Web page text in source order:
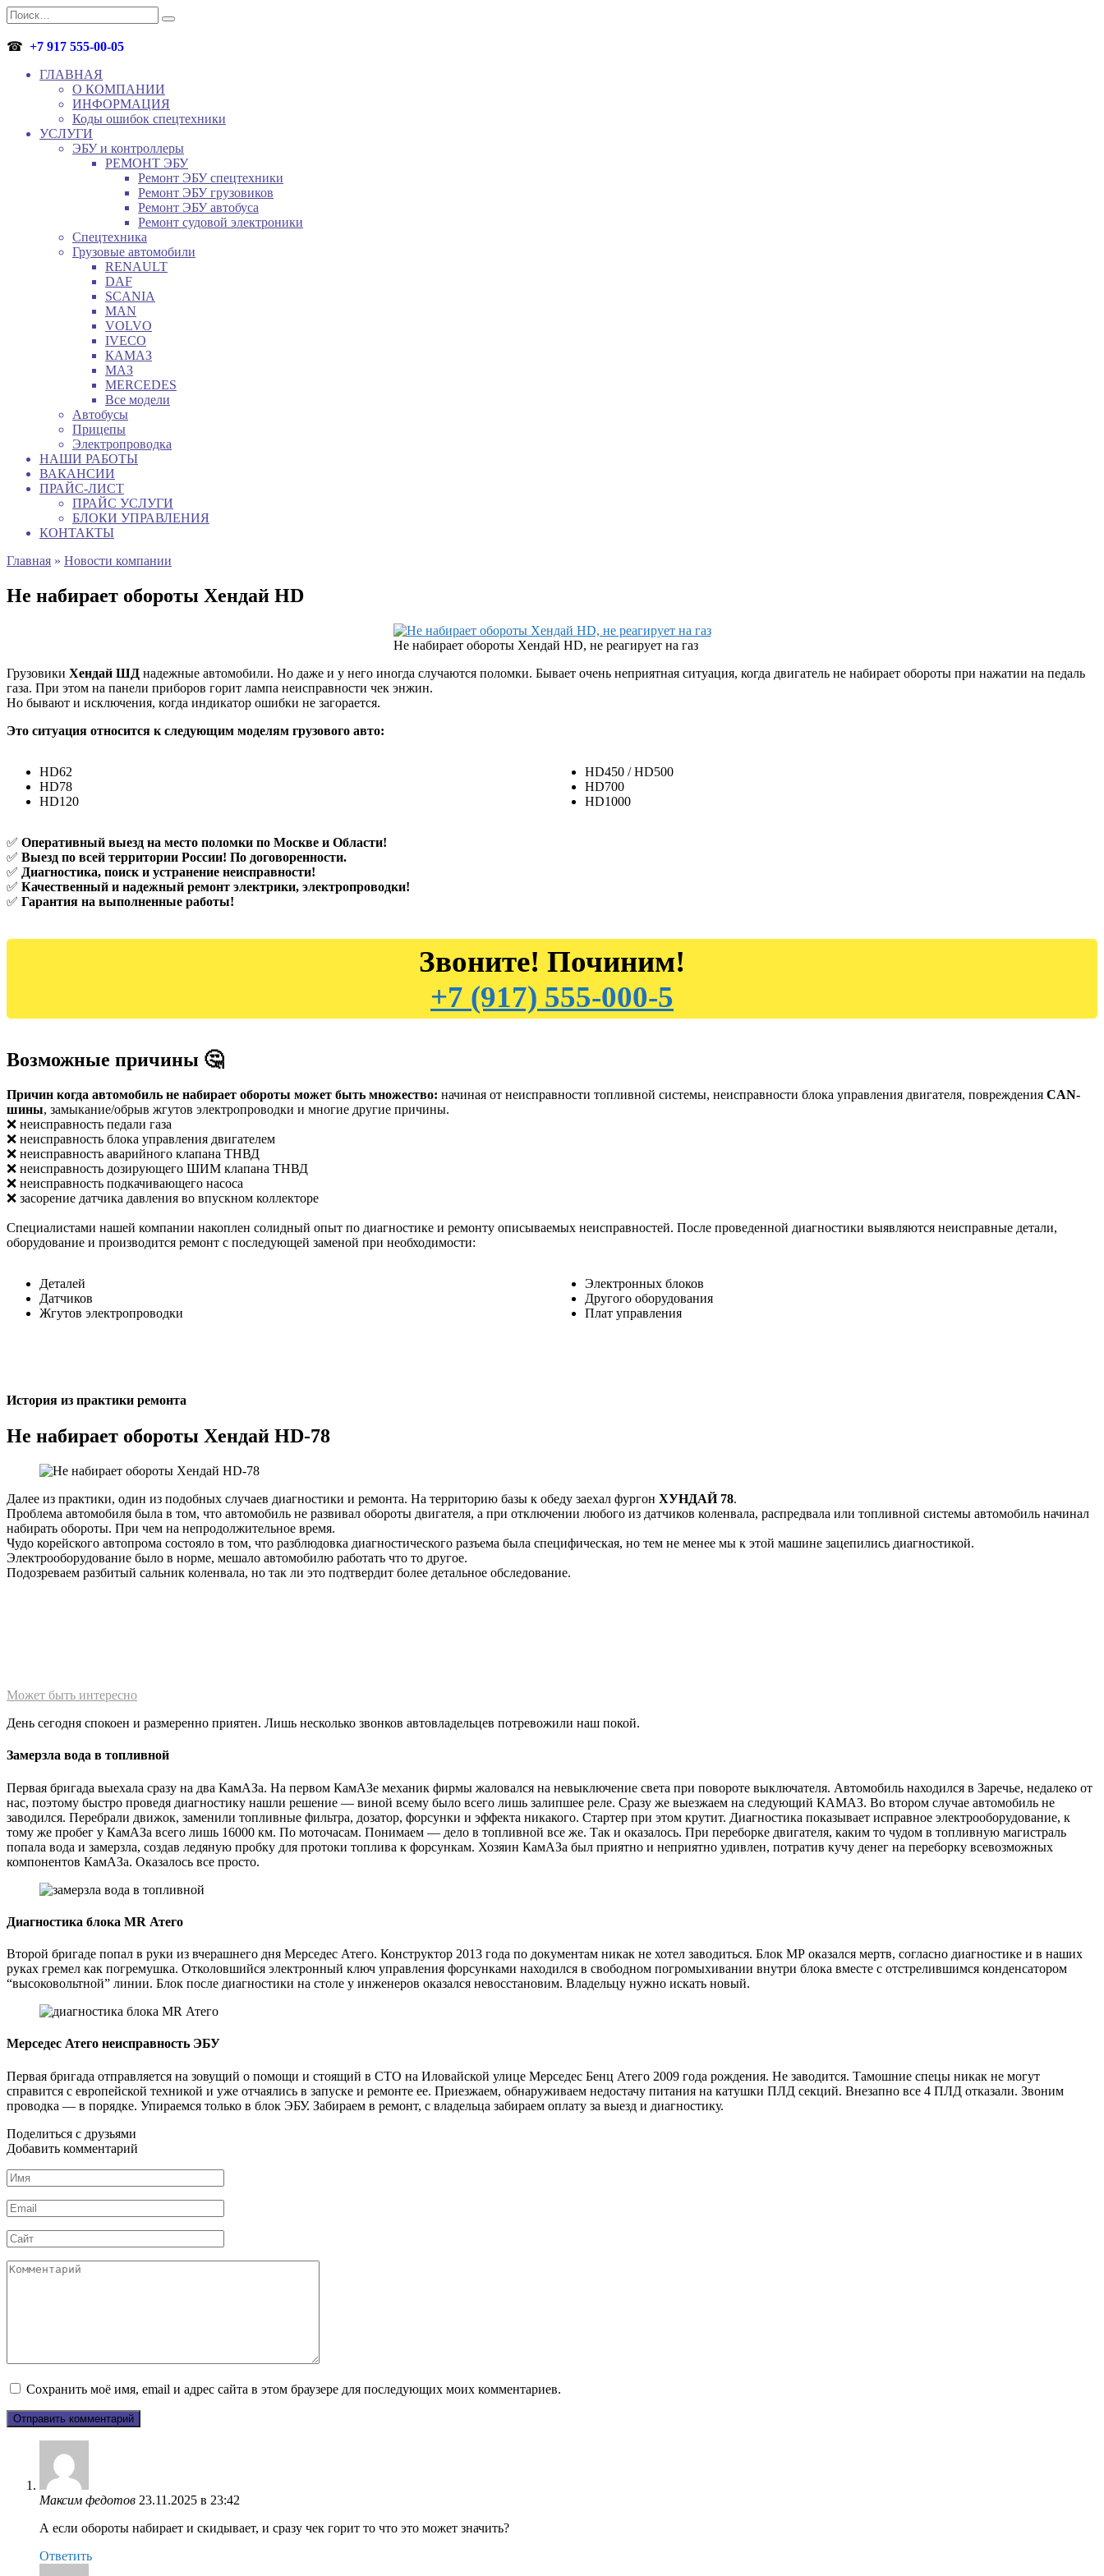
Перейти
к
содержанию
Search
for:
☎ +7 917 555-00-05
ГЛАВНАЯ
О КОМПАНИИ
ИНФОРМАЦИЯ
Коды ошибок спецтехники
УСЛУГИ
ЭБУ и контроллеры
РЕМОНТ ЭБУ
Ремонт ЭБУ спецтехники
Ремонт ЭБУ грузовиков
Ремонт ЭБУ автобуса
Ремонт судовой электроники
Спецтехника
Грузовые автомобили
RENAULT
DAF
SCANIA
MAN
VOLVO
IVECO
КАМАЗ
МАЗ
MERCEDES
Все модели
Автобусы
Прицепы
Электропроводка
НАШИ РАБОТЫ
ВАКАНСИИ
ПРАЙС-ЛИСТ
ПРАЙС УСЛУГИ
БЛОКИ УПРАВЛЕНИЯ
КОНТАКТЫ
Главная » Новости компании
Не набирает обороты Хендай HD
Не набирает обороты Хендай HD, не реагирует на газ
Грузовики Хендай ШД надежные автомобили. Но даже и у него иногда случаются поломки. Бывает очень неприятная ситуация, когда двигатель не набирает обороты при нажатии на педаль
газа. При этом на панели приборов горит лампа неисправности чек энжин.
Но бывают и исключения, когда индикатор ошибки не загорается.
Это ситуация относится к следующим моделям грузового авто:
HD62
HD78
HD120
HD450 / HD500
HD700
HD1000
✅ Оперативный выезд на место поломки по Москве и Области!
✅ Выезд по всей территории России! По договоренности.
✅ Диагностика, поиск и устранение неисправности!
✅ Качественный и надежный ремонт электрики, электропроводки!
✅ Гарантия на выполненные работы!
Звоните! Починим!
+7 (917) 555-000-5
Возможные причины 🤔
Причин когда автомобиль не набирает обороты может быть множество: начиная от неисправности топливной системы, неисправности блока управления двигателя, повреждения CAN-
шины, замыкание/обрыв жгутов электропроводки и многие другие причины.
❌ неисправность педали газа
❌ неисправность блока управления двигателем
❌ неисправность аварийного клапана ТНВД
❌ неисправность дозирующего ШИМ клапана ТНВД
❌ неисправность подкачивающего насоса
❌ засорение датчика давления во впускном коллекторе
Специалистами нашей компании накоплен солидный опыт по диагностике и ремонту описываемых неисправностей. После проведенной диагностики выявляются неисправные детали,
оборудование и производится ремонт с последующей заменой при необходимости:
Деталей
Датчиков
Жгутов электропроводки
Электронных блоков
Другого оборудования
Плат управления
История из практики ремонта
Не набирает обороты Хендай HD-78
Далее из практики, один из подобных случаев диагностики и ремонта. На территорию базы к обеду заехал фургон ХУНДАЙ 78.
Проблема автомобиля была в том, что автомобиль не развивал обороты двигателя, а при отключении любого из датчиков коленвала, распредвала или топливной системы автомобиль начинал
набирать обороты. При чем на непродолжительное время.
Чудо корейского автопрома состояло в том, что разблюдовка диагностического разъема была специфическая, но тем не менее мы к этой машине зацепились диагностикой.
Электрооборудование было в норме, мешало автомобилю работать что то другое.
Подозреваем разбитый сальник коленвала, но так ли это подтвердит более детальное обследование.
Может быть интересно
День сегодня спокоен и размеренно приятен. Лишь несколько звонков автовладельцев потревожили наш покой.
Замерзла вода в топливной
Первая бригада выехала сразу на два КамАЗа. На первом КамАЗе механик фирмы жаловался на невыключение света при повороте выключателя. Автомобиль находился в Заречье, недалеко от
нас, поэтому быстро проведя диагностику нашли решение — виной всему было всего лишь залипшее реле. Сразу же выезжаем на следующий КАМАЗ. Во втором случае автомобиль не
заводился. Перебрали движок, заменили топливные фильтра, дозатор, форсунки и эффекта никакого. Стартер при этом крутит. Диагностика показывает исправное электрооборудование, к
тому же пробег у КамАЗа всего лишь 16000 км. По моточасам. Понимаем — дело в топливной все же. Так и оказалось. При переборке двигателя, каким то чудом в топливную магистраль
попала вода и замерзла, создав ледяную пробку для протоки топлива к форсункам. Хозяин КамАЗа был приятно и неприятно удивлен, потратив кучу денег на переборку всевозможных
компонентов КамАЗа. Оказалось все просто.
Диагностика блока MR Атего
Второй бригаде попал в руки из вчерашнего дня Мерседес Атего. Конструктор 2013 года по документам никак не хотел заводиться. Блок МР оказался мертв, согласно диагностике и в наших
руках гремел как погремушка. Отколовшийся электронный ключ управления форсунками находился в свободном погромыхивании внутри блока вместе с отстрелившимся конденсатором
“высоковольтной” линии. Блок после диагностики на столе у инженеров оказался невосстановим. Владельцу нужно искать новый.
Мерседес Атего неисправность ЭБУ
Первая бригада отправляется на зовущий о помощи и стоящий в СТО на Иловайской улице Мерседес Бенц Атего 2009 года рождения. Не заводится. Тамошние спецы никак не могут
справится с европейской техникой и уже отчаялись в запуске и ремонте ее. Приезжаем, обнаруживаем недостачу питания на катушки ПЛД секций. Внезапно все 4 ПЛД отказали. Звоним
проводка — в порядке. Упираемся только в блок ЭБУ. Забираем в ремонт, с владельца забираем оплату за выезд и диагностику.
Поделиться с друзьями
Добавить комментарий
Имя
*
Email
*
Сайт
Комментарий
Сохранить моё имя, email и адрес сайта в этом браузере для последующих моих комментариев.
Максим федотов 23.11.2025 в 23:42
А если обороты набирает и скидывает, и сразу чек горит то что это может значить?
Ответить